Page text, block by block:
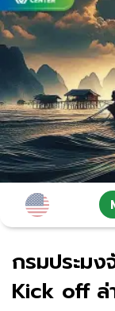
กรมประม
Kick off ล่